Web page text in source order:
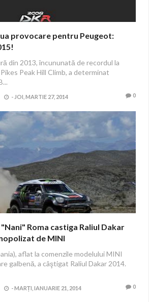
provocare pentru Peugeot:
din 2013, încununată de recordul la
Peak Hill Climb, a determinat
- JOI, MARTIE 27, 2014 0
Roma castiga Raliul Dakar
de MINI
aflat la comenzile modelului MINI
galbenă, a câştigat Raliul Dakar 2014.
-MARȚI, IANUARIE 21, 2014 0